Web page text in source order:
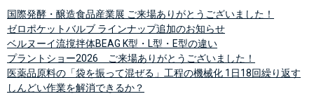
国際発酵・醸造食品産業展 ご来場ありがとうございました！
ゼロポケットバルブ ラインナップ追加のお知らせ
ベルヌーイ流撹拌体BEAG K型・L型・E型の違い
プラントショー2026 ご来場ありがとうございました！
医薬品原料の「袋を振って混ぜる」工程の機械化 1日18回繰り返す
しんどい作業を解消できるか？